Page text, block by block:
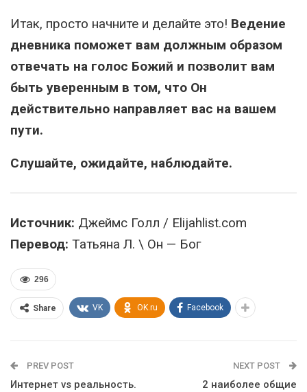
Итак, просто начните и делайте это! Ведение
дневника поможет вам должным образом
отвечать на голос Божий и позволит вам
быть уверенным в том, что Он
действительно направляет вас на вашем
пути.
Слушайте, ожидайте, наблюдайте.
Источник: Джеймс Голл / Elijahlist.com
Перевод: Татьяна Л. \ Он — Бог
296
Share VK OK.ru Facebook
PREV POST
Интернет vs реальность.
NEXT POST
2 наиболее общие